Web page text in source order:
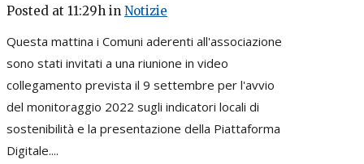
Posted at 11:29h in Notizie
Questa mattina i Comuni aderenti all'associazione
sono stati invitati a una riunione in video
collegamento prevista il 9 settembre per l'avvio
del monitoraggio 2022 sugli indicatori locali di
sostenibilità e la presentazione della Piattaforma
Digitale....